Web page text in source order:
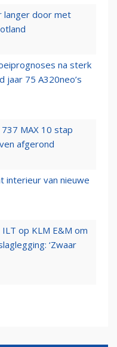
langer door met
na sterk
jaar 75 A320neo’s
MAX 10 stap
afgerond
interieur van nieuwe
op KLM E&M om
‘Zwaar